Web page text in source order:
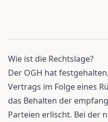
Wie ist die Rechtslage?
Der OGH hat
Vertrags im Folge eines
das Behalten der
Parteien erlischt. Bei der